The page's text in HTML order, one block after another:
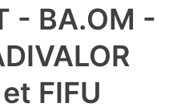
- BA.OM -
FIFU